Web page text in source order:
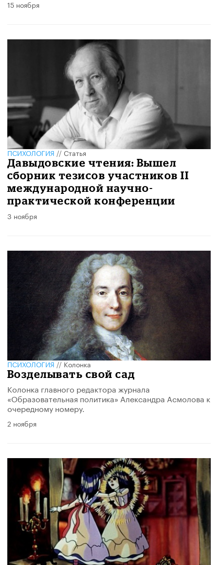
15 ноября
ПСИХОЛОГИЯ//Статья
Давыдовские чтения: Вышел
сборник тезисов участников II
международной научно-
практической конференции
3 ноября
ПСИХОЛОГИЯ//Колонка
Возделывать свой сад
Колонка главного редактора журнала
«Образовательная политика» Александра Асмолова к
очередному номеру.
2 ноября